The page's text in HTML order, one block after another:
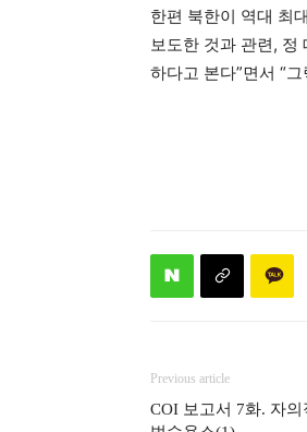
한편 북한이 역대 최
보도한 것과 관련, 정
하다고 본다”면서 “
Previous article
COI 보고서 7화. 자의